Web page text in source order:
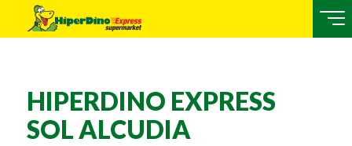
HIPERDINO EXPRESS
SOL ALCUDIA